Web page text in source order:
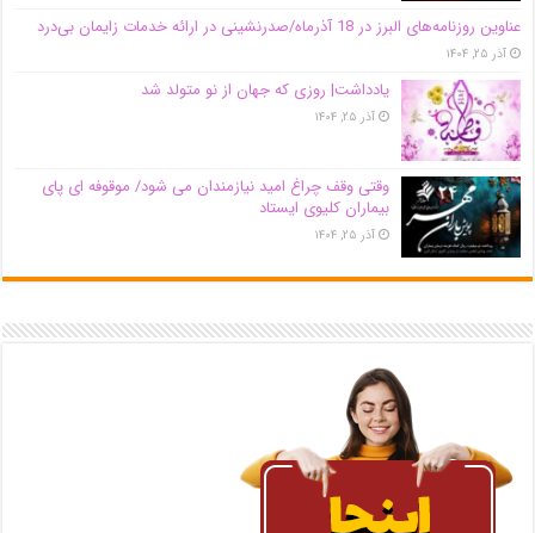
عناوین روزنامه‌های البرز در ‌18 آذرماه/صدرنشینی در ارائه خدمات زایمان بی‌درد
آذر ۲۵, ۱۴۰۴
یادداشت| روزی که جهان از نو متولد شد
آذر ۲۵, ۱۴۰۴
وقتی وقف چراغ امید نیازمندان می شود/ موقوفه ای پای
بیماران کلیوی ایستاد
آذر ۲۵, ۱۴۰۴